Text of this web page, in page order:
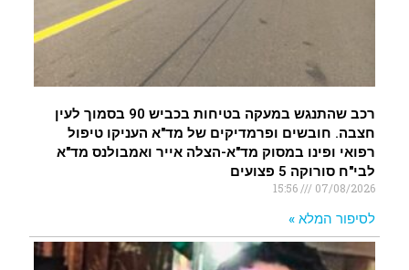
רכב שהתנגש במעקה בטיחות בכביש 90 בסמוך לעין
חצבה. חובשים ופרמדיקים של מד"א העניקו טיפול
רפואי ופינו במסוק מד"א-הצלה אייר ואמבולנס מד"א
לבי"ח סורוקה 5 פצועים
07/08/2026
15:56
לסיפור המלא »